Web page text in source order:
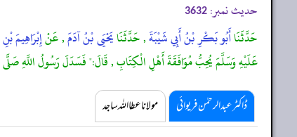
حدیث نمبر: 3632
حَدَّثَنَاأَبُو بَكْرِ بْنُ أَبِي شَيْبَةَ, حَدَّثَنَايَحْيَى بْنُ آدَمَ, عَنْإِبْرَاهِيمَ
عَلَيْهِ وَسَلَّمَ يُحِبُّ مُوَافَقَةَ أَهْلِ الْكِتَابِ , قَالَ:" فَسَدَلَ رَسُولُ اللَّهِ
ڈاکٹر عبدالرحمٰن فریوائی مولانا عطا اللہ ساجد